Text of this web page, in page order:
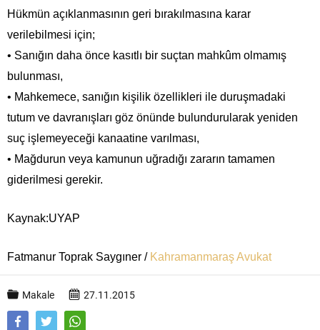
Hükmün açıklanmasının geri bırakılmasına karar
verilebilmesi için;
• Sanığın daha önce kasıtlı bir suçtan mahkûm olmamış
bulunması,
• Mahkemece, sanığın kişilik özellikleri ile duruşmadaki
tutum ve davranışları göz önünde bulundurularak yeniden
suç işlemeyeceği kanaatine varılması,
• Mağdurun veya kamunun uğradığı zararın tamamen
giderilmesi gerekir.
Kaynak:UYAP
Fatmanur Toprak Saygıner / Kahramanmaraş Avukat
Makale 27.11.2015